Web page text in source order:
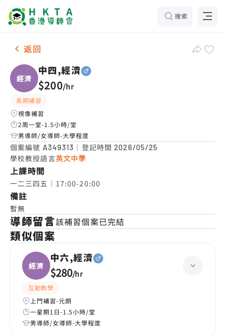
搜索
男-1名 中四,經濟，油麻地 補習推介
返回
經濟
中四,經濟
$200/hr
長期補習
視像補習
2周一堂-1.5小時/堂
男導師/女導師-大學程度
個案編號 A349313 ｜登記時間2026/05/25
學校教授語言英文中學
上課時間
一二三四五｜17:00-20:00
備註
暫無
導師留言該補習個案已完結
類似個案
經濟
中六,經濟
$280/hr
互動教學
上門補習-元朗
一星期1日-1.5小時/堂
男導師/女導師-大學程度